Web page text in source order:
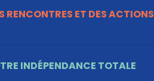
RENCONTRES ET DES ACTIONS
INDÉPENDANCE TOTALE